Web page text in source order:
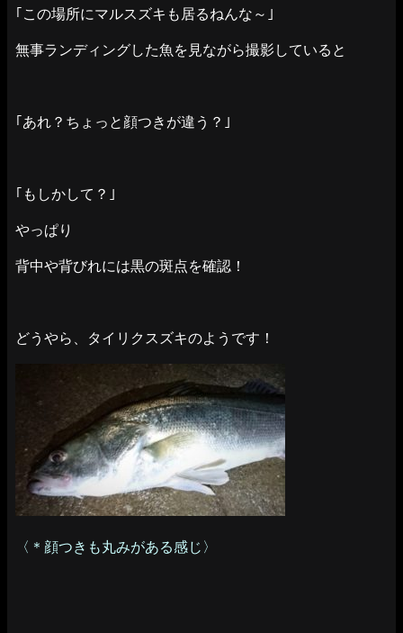
｢この場所にマルスズキも居るねんな～｣
無事ランディングした魚を見ながら撮影していると
｢あれ？ちょっと顔つきが違う？｣
｢もしかして？｣
やっぱり
背中や背びれには黒の斑点を確認！
どうやら、タイリクスズキのようです！
〈＊顔つきも丸みがある感じ〉